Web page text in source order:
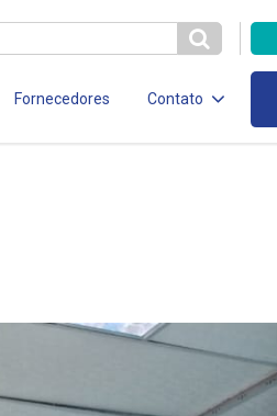
Fornecedores Contato